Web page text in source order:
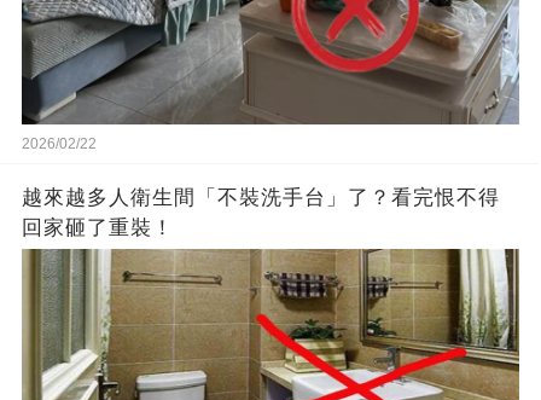
2026/02/22
越來越多人衛生間「不裝洗手台」了？看完恨不得
回家砸了重裝！